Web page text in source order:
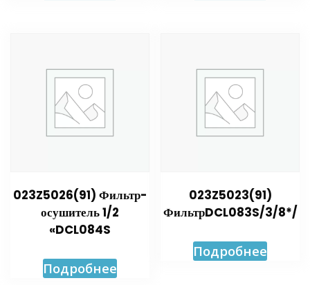
023Z5026(91) Фильтр-
осушитель 1/2
«DCL084S
Подробнее
023Z5023(91)
ФильтрDCL083S/3/8*/
Подробнее